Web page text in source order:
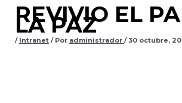
REVIVIO EL
LA PAZ
/ Intranet/ Por administrador / 30 octubre,